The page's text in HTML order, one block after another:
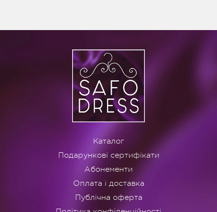
Каталог
Подарункові сертифікати
Абонементи
Оплата і доставка
Публічна оферта